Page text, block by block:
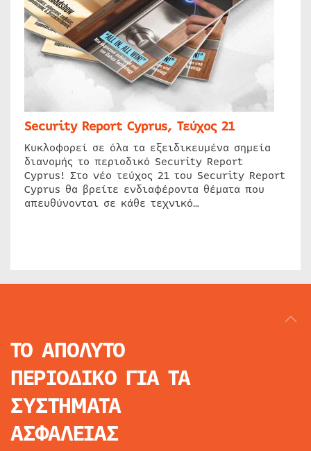
Security Report Cyprus, Τεύχος 21
Κυκλοφορεί σε όλα τα εξειδικευμένα σημεία
διανομής το περιοδικό Security Report
Cyprus! Στο νέο τεύχος 21 του Security Report
Cyprus θα βρείτε ενδιαφέροντα θέματα που
απευθύνονται σε κάθε τεχνικό…
ΤΟ ΑΠΟΛΥΤΟ
ΠΕΡΙΟΔΙΚΟ ΓΙΑ ΤΑ
ΣΥΣΤΗΜΑΤΑ
ΑΣΦΑΛΕΙΑΣ